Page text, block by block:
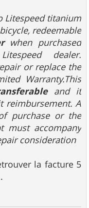
Litespeed titanium
redeemable
when purchased
dealer.
or replace the
Warranty.This
and it
reimbursement. A
purchase or the
must accompany
consideration
la facture 5